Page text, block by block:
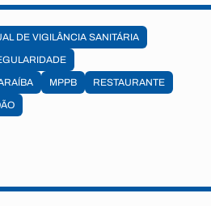
DE VIGILÂNCIA SANITÁRIA
MPPB
RESTAURANTE